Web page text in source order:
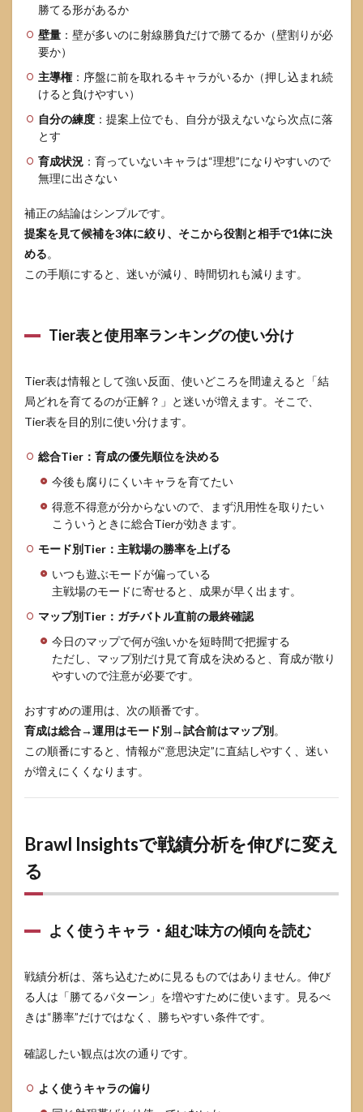
勝てる形があるか
壁量 ：壁が多いのに射線勝負だけで勝てるか（壁割りが必
要か）
主導権：序盤に前を取れるキャラがいるか（押し込まれ続
けると負けやすい）
自分の練度 ：提案上位でも、自分が扱えないなら次点に落
とす
育成状況 ：育っていないキャラは“理想”になりやすいので
無理に出さない
補正の結論はシンプルです。
提案を見て候補を3体に絞り、そこから役割と相手で1体に決
める。
この手順にすると、迷いが減り、時間切れも減ります。
Tier表と使用率ランキングの使い分け
Tier表は情報として強い反面、使いどころを間違えると「結
局どれを育てるのが正解？」と迷いが増えます。そこで、
Tier表を目的別に使い分けます。
総合Tier：育成の優先順位を決める
今後も腐りにくいキャラを育てたい
得意不得意が分からないので、まず汎用性を取りたい
こういうときに総合Tierが効きます。
モード別Tier：主戦場の勝率を上げる
いつも遊ぶモードが偏っている
主戦場のモードに寄せると、成果が早く出ます。
マップ別Tier：ガチバトル直前の最終確認
今日のマップで何が強いかを短時間で把握する
ただし、マップ別だけ見て育成を決めると、育成が散り
やすいので注意が必要です。
おすすめの運用は、次の順番です。
育成は総合→運用はモード別→試合前はマップ別。
この順番にすると、情報が“意思決定”に直結しやすく、迷い
が増えにくくなります。
Brawl Insightsで戦績分析を伸びに変え
る
よく使うキャラ・組む味方の傾向を読む
戦績分析は、落ち込むために見るものではありません。伸び
る人は「勝てるパターン」を増やすために使います。見るべ
きは“勝率”だけではなく、勝ちやすい条件です。
確認したい観点は次の通りです。
よく使うキャラの偏り